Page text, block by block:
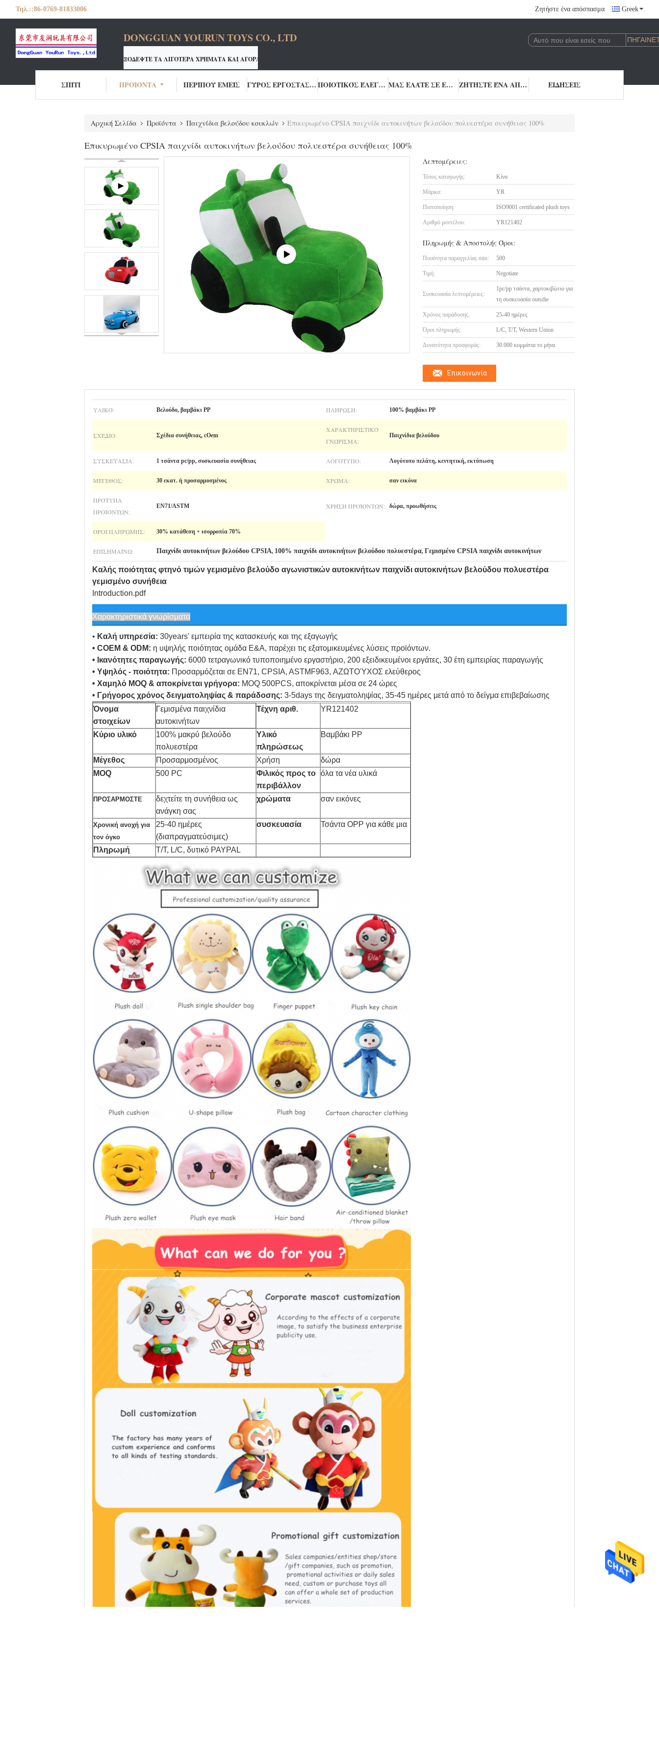
Τηλ.::86-0769-81833006 Ζητήστε ένα απόσπασμα Greek
DONGGUAN YOURUN TOYS CO., LTD
ΞΟΔΕΨΤΕ ΤΑ ΛΙΓΌΤΕΡΑ ΧΡΉΜΑΤΑ ΚΑΙ ΑΓΟΡΆΣΤΕ ΤΑ ΚΑΛΎΤΕΡΑ ΠΡΟΪΌΝΤΑ
Ο ΚΑΤΑΣΚΕΥΑΣΤΉΣ ΠΑΙΧΝΙΔΙΏΝ ΒΕΛΟΎΔΟΥ YOURUN CUSTON ΠΑΡΈΧΕΙΤΗ ΜΙΑΣ ΣΤΆΣΗΣ ΛΎΣΗ
<
ΣΠΊΤΙ ΠΡΟΪΌΝΤΑ ΠΕΡΊΠΟΥ ΕΜΕΊΣ ΓΎΡΟΣ ΕΡΓΟΣΤΑΣΊΩΝ ΠΟΙΟΤΙΚΌΣ ΈΛΕΓΧΟΣ ΜΑΣ ΕΛΆΤΕ ΣΕ ΕΠΑΦΉ ΜΕ ΖΗΤΉΣΤΕ ΈΝΑ ΑΠΌΣΠΑΣΜΑ ΕΙΔΉΣΕΙΣ
Αρχική Σελίδα Προϊόντα Παιχνίδια βελούδου κουκλών Επικυρωμένο CPSIA παιχνίδι αυτοκινήτων βελούδου πολυεστέρα συνήθειας 100%
Επικυρωμένο CPSIA παιχνίδι αυτοκινήτων βελούδου πολυεστέρα συνήθειας 100%
Λεπτομέρειες:
Τόπος καταγωγής: Κίνα
Μάρκα: YR
Πιστοποίηση: ISO9001 certificated plush toys
Αριθμό μοντέλου: YR121402
Πληρωμής & Αποστολής Όροι:
Ποσότητα παραγγελίας min: 500
Τιμή: Negotiate
Συσκευασία λεπτομέρειες:
1pc/pp τσάντα, χαρτοκιβώτιο για
τη συσκευασία outsdie
Χρόνος παράδοσης: 25-40 ημέρες
Όροι πληρωμής: L/C, T/T, Western Union
Δυνατότητα προσφοράς: 30.000 κομμάτια το μήνα
Επικοινωνία
ΥΛΙΚΌ: Βελούδο, βαμβάκι PP ΠΛΉΡΩΣΗ: 100% βαμβάκι PP
ΣΧΈΔΙΟ: Σχέδια συνήθειας, cOem
ΧΑΡΑΚΤΗΡΙΣΤΙΚΌ
ΓΝΏΡΙΣΜΑ:
Παιχνίδια βελούδου
ΣΥΣΚΕΥΑΣΊΑ: 1 τσάντα pc/pp, συσκευασία συνήθειας ΛΟΓΌΤΥΠΟ: Λογότυπο πελάτη, κεντητική, εκτύπωση
ΜΈΓΕΘΟΣ: 30 εκατ. ή προσαρμοσμένος ΧΡΏΜΑ: σαν εικόνα
ΠΡΌΤΥΠΑ
ΠΡΟΪΌΝΤΩΝ:
EN71/ASTM ΧΡΉΣΗ ΠΡΟΪΌΝΤΩΝ: δώρα, προωθήσεις
ΌΡΟΙ ΠΛΗΡΩΜΉΣ: 30% κατάθεση + ισορροπία 70%
ΕΠΙΣΗΜΑΊΝΩ: Παιχνίδι αυτοκινήτων βελούδου CPSIA, 100% παιχνίδι αυτοκινήτων βελούδου πολυεστέρα, Γεμισμένο CPSIA παιχνίδι αυτοκινήτων
Καλής ποιότητας φτηνό τιμών γεμισμένο βελούδο αγωνιστικών αυτοκινήτων παιχνίδι αυτοκινήτων βελούδου πολυεστέρα
γεμισμένο συνήθεια
Introduction.pdf
Χαρακτηριστικά γνωρίσματα
• Καλή υπηρεσία: 30years' εμπειρία της κατασκευής και της εξαγωγής
• COEM & ODM: η υψηλής ποιότητας ομάδα Ε&Α, παρέχει τις εξατομικευμένες λύσεις προϊόντων.
• Ικανότητες παραγωγής: 6000 τετραγωνικό τυποποιημένο εργαστήριο, 200 εξειδικευμένοι εργάτες, 30 έτη εμπειρίας παραγωγής
• Υψηλός - ποιότητα: Προσαρμόζεται σε EN71, CPSIA, ASTMF963, ΑΖΩΤΟΎΧΟΣ ελεύθερος
• Χαμηλό MOQ & αποκρίνεται γρήγορα: MOQ 500PCS, αποκρίνεται μέσα σε 24 ώρες
• Γρήγορος χρόνος δειγματοληψίας & παράδοσης: 3-5days της δειγματοληψίας, 35-45 ημέρες μετά από το δείγμα επιβεβαίωσης
Όνομα
στοιχείων
Γεμισμένα παιχνίδια
αυτοκινήτων
Τέχνη αριθ. YR121402
Κύριο υλικό
100% μακρύ βελούδο
πολυεστέρα
Υλικό
πληρώσεως
Βαμβάκι PP
Μέγεθος Προσαρμοσμένος Χρήση
δώρα
MOQ
500 PC
Φιλικός προς το
περιβάλλον
όλα τα νέα υλικά
ΠΡΟΣΑΡΜΟΣΤΕ
δεχτείτε τη συνήθεια ως
ανάγκη σας
χρώματα σαν εικόνες
Χρονική ανοχή για
τον όγκο
25-40 ημέρες
(διαπραγματεύσιμες)
συσκευασία Τσάντα OPP για κάθε μια
Πληρωμή T/T, L/C, δυτικό PAYPAL